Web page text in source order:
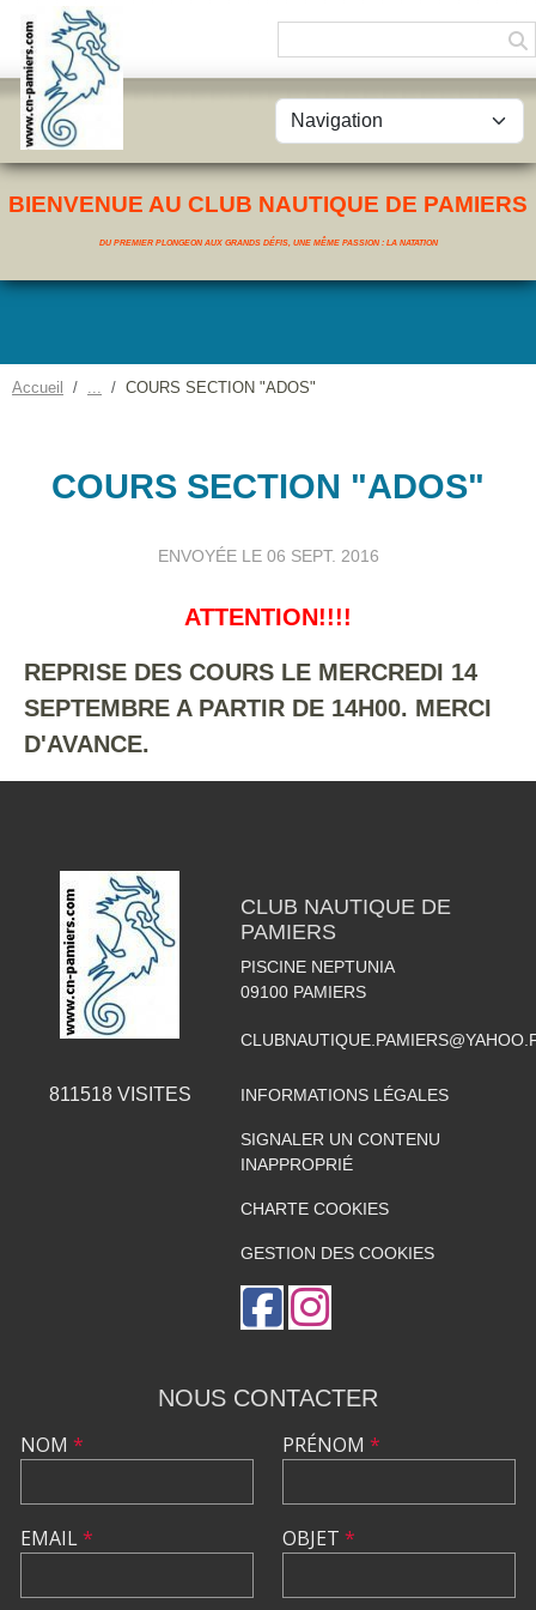
BIENVENUE AU CLUB NAUTIQUE DE PAMIERS
DU PREMIER PLONGEON AUX GRANDS DÉFIS, UNE MÊME PASSION : LA NATATION
Accueil COURS SECTION "ADOS"
COURS SECTION "ADOS"
ENVOYÉE LE 06 SEPT. 2016
ATTENTION!!!!
REPRISE DES COURS LE MERCREDI 14
SEPTEMBRE A PARTIR DE 14H00. MERCI
D'AVANCE.
811518VISITES
CLUB NAUTIQUE DE
PAMIERS
PISCINE NEPTUNIA
09100 PAMIERS
INFORMATIONS LÉGALES
SIGNALER UN CONTENU
INAPPROPRIÉ
CHARTE COOKIES
GESTION DES COOKIES
NOUS CONTACTER
NOM *
EMAIL*
PRÉNOM *
OBJET *
Panneau de gestion des cookies